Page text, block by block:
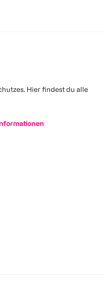
Hier findest du alle